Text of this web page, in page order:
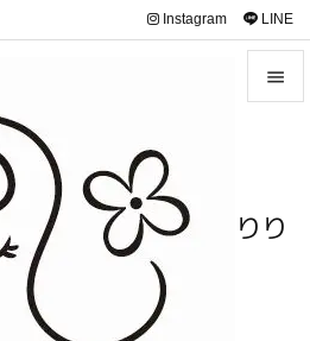
りり

サイド
Instagram LINE